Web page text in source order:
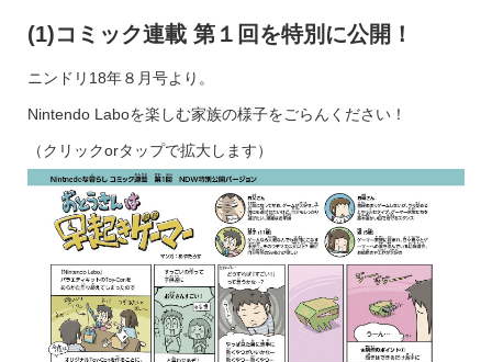
(1)コミック連載 第１回を特別に公開！
ニンドリ18年８月号より。
Nintendo Laboを楽しむ家族の様子をごらんください！
（クリックorタップで拡大します）